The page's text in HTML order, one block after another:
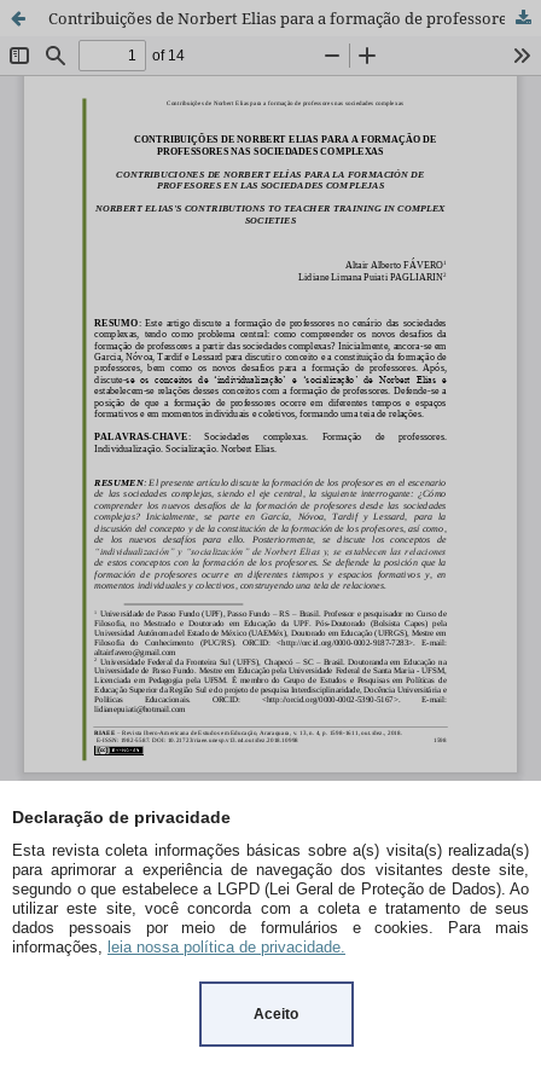
Declaração de privacidade
Esta revista coleta informações básicas sobre a(s) visita(s) realizada(s)
para aprimorar a experiência de navegação dos visitantes deste site,
segundo o que estabelece a LGPD (Lei Geral de Proteção de Dados). Ao
utilizar este site, você concorda com a coleta e tratamento de seus
dados pessoais por meio de formulários e cookies. Para mais
informações, leia nossa política de privacidade.
Aceito
Contribuições de Norbert Elias para a formação de professores nas sociedades complexas